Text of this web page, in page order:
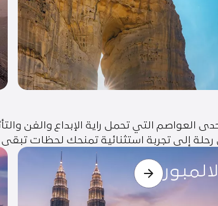
التي تحمل راية الإبداع والفن
إلى تجربة استثنائية تمنحك لحظات تبقى